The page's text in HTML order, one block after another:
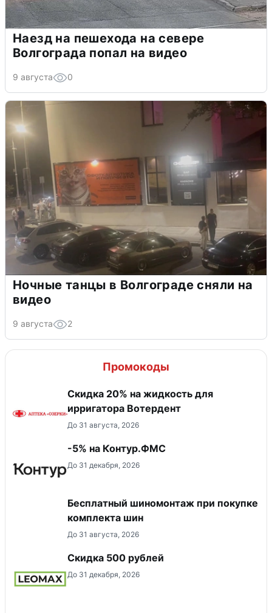
Наезд на пешехода на севере
Волгограда попал на видео
9 августа 0
Ночные танцы в Волгограде сняли на
видео
9 августа 2
Промокоды
Скидка 20% на жидкость для
ирригатора Вотердент
До 31 августа, 2026
-5% на Контур.ФМС
До 31 декабря, 2026
Бесплатный шиномонтаж при покупке
комплекта шин
До 31 августа, 2026
Скидка 500 рублей
До 31 декабря, 2026